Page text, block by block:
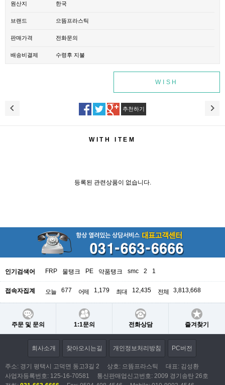
원산지 한국
브랜드 으뜸프라스틱
판매가격 전화문의
배송비결제 수령후 지불
WISH
추천하기
WITH ITEM
등록된 관련상품이 없습니다.
인기검색어 FRP 물탱크 PE 약품탱크 smc 2 1
접속자집계 오늘 677 어제 1,179 최대 12,435 전체 3,813,668
주문 및 문의 1:1문의 전화상담 즐겨찾기
회사소개 찾아오시는길 개인정보처리방침 PC버전
주소: 경기 평택시 고덕면 동고3길 2 상호: 으뜸프라스틱
대표: 김성환
사업자등록번호: 125-16-70581
통신판매업신고번호: 2009 경기송탄 26호